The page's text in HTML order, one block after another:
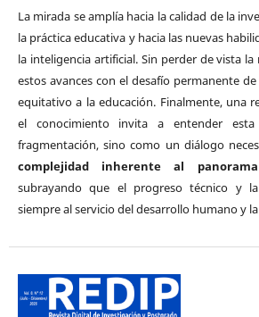
La mirada se amplía hacia la calidad de la
la práctica educativa y hacia las nuevas
la inteligencia artificial. Sin perder de vista
estos avances con el desafío permanente
equitativo a la educación. Finalmente, una
el conocimiento invita a entender
fragmentación, sino como un diálogo
complejidad inherente al
subrayando que el progreso técnico y
siempre al servicio del desarrollo humano y